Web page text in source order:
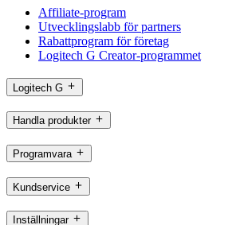
Affiliate-program
Utvecklingslabb för partners
Rabattprogram för företag
Logitech G Creator-programmet
Logitech G
Handla produkter
Programvara
Kundservice
Inställningar